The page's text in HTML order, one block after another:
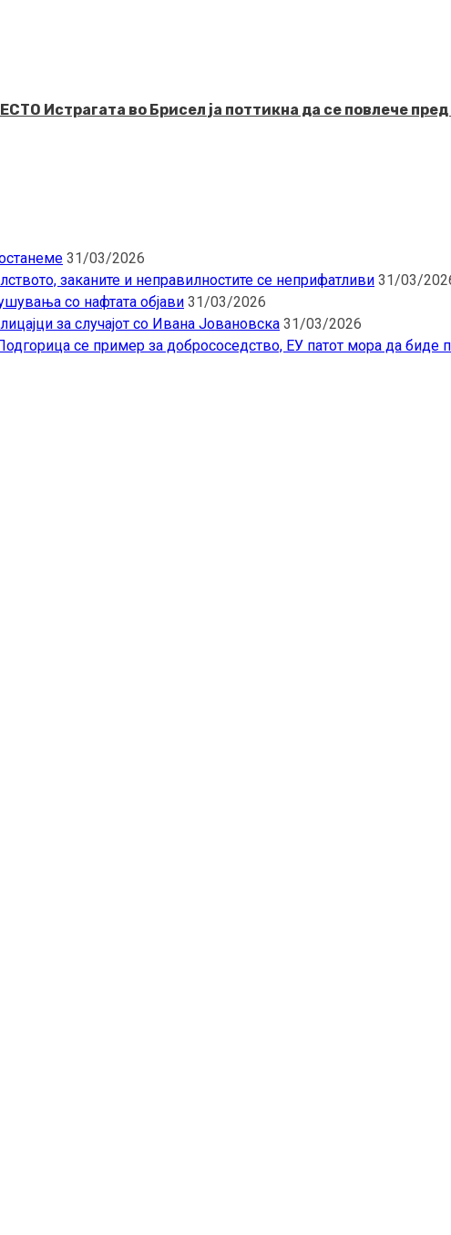
Истрагата во Брисел ја поттикна да се повлече пред
31/03/2026
заканите и неправилностите се неприфатливи 31/03/
со нафтата објави 31/03/2026
за случајот со Ивана Јовановска 31/03/2026
се пример за добрососедство, ЕУ патот мора да биде